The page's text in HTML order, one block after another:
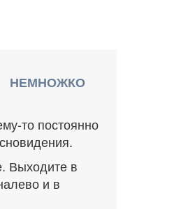
НЕМНОЖКО
то постоянно
Выходите в
и в